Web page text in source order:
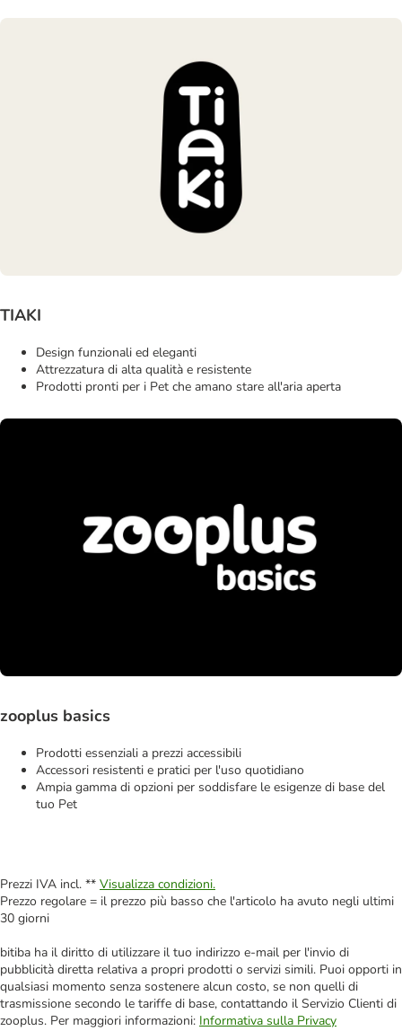
TIAKI
Design funzionali ed eleganti
Attrezzatura di alta qualità e resistente
Prodotti pronti per i Pet che amano stare all'aria aperta
zooplus basics
Prodotti essenziali a prezzi accessibili
Accessori resistenti e pratici per l'uso quotidiano
Ampia gamma di opzioni per soddisfare le esigenze di base del
tuo Pet
Prezzi IVA incl. ** Visualizza condizioni.
Prezzo regolare = il prezzo più basso che l'articolo ha avuto negli ultimi
30 giorni
bitiba ha il diritto di utilizzare il tuo indirizzo e-mail per l'invio di
pubblicità diretta relativa a propri prodotti o servizi simili. Puoi opporti in
qualsiasi momento senza sostenere alcun costo, se non quelli di
trasmissione secondo le tariffe di base, contattando il Servizio Clienti di
zooplus. Per maggiori informazioni: Informativa sulla Privacy